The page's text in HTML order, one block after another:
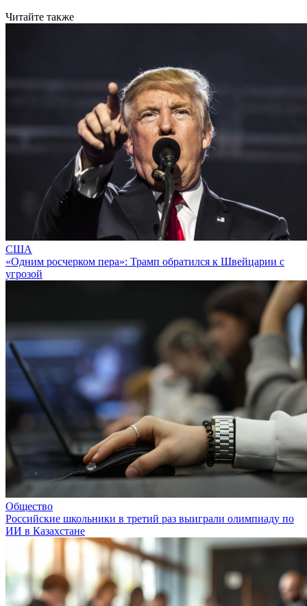
Читайте также
США
«Одним росчерком пера»: Трамп обратился к Швейцарии с
угрозой
Общество
Российские школьники в третий раз выиграли олимпиаду по
ИИ в Казахстане